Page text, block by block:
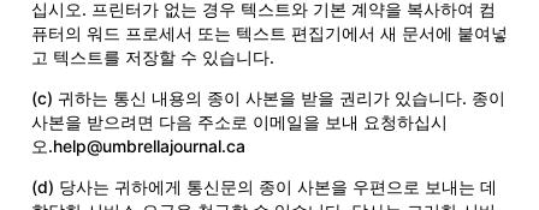
십시오. 프린터가 없는 경우 텍스트와 기본 계약을 복사하여 컴
퓨터의 워드 프로세서 또는 텍스트 편집기에서 새 문서에 붙여넣
고 텍스트를 저장할 수 있습니다.
(c) 귀하는 통신 내용의 종이 사본을 받을 권리가 있습니다. 종이
사본을 받으려면 다음 주소로 이메일을 보내 요청하십시
오.help@umbrellajournal.ca
(d) 당사는 귀하에게 통신문의 종이 사본을 우편으로 보내는 데